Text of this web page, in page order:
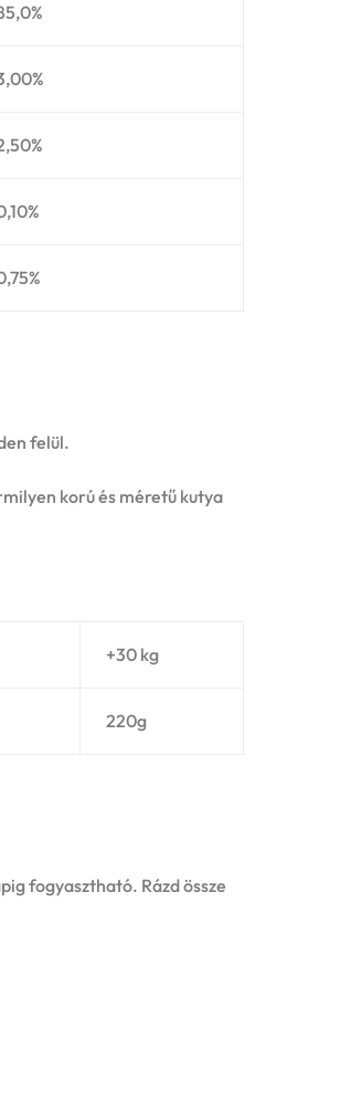
felül.
korú és méretű kutya
+30 kg
220g
fogyasztható. Rázd össze